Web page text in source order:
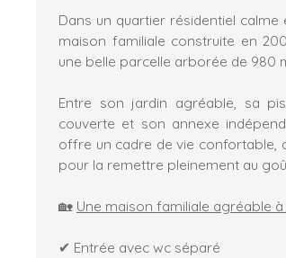
Dans un quartier résidentiel
maison familiale construite en
une belle parcelle arborée de 980
Entre son jardin agréable, sa
couverte et son annexe
offre un cadre de vie confortable,
pour la remettre pleinement au
🏡 Une maison familiale agréable à
✔ Entrée avec wc séparé